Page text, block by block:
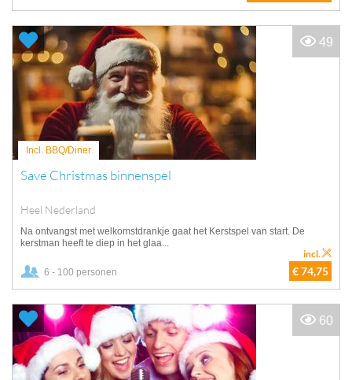
Incl. BBQ/Diner
Save Christmas binnenspel
Heel Nederland
Na ontvangst met welkomstdrankje gaat het Kerstspel van start. De
kerstman heeft te diep in het glaa...
6 - 100 personen € 74,75
incl.
49
60